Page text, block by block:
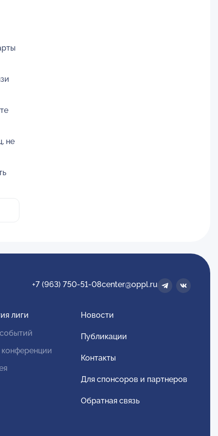
не
+7 (963) 750-51-08center@oppl.ru
лиги
Новости
Публикации
Контакты
Для спонсоров и партнеров
Обратная связь